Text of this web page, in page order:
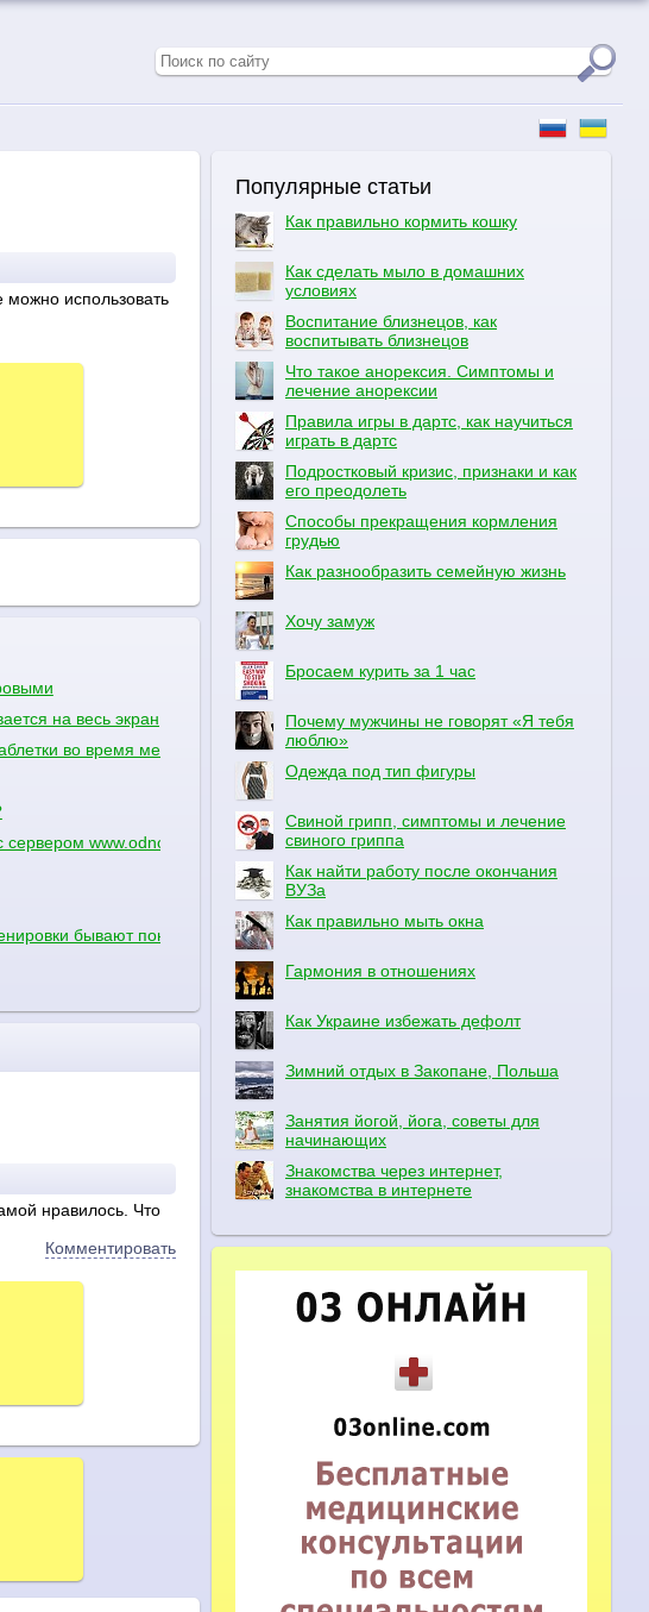
можно использовать
на весь экран, а становится белым
во время месячных
сервером www.odnoklassniki.ru
бывают понедельник,среда,пятница в 19:00 начинаються в 21:30
нравилось. Что
Комментировать
Популярные статьи
Как правильно кормить кошку
Как сделать мыло в домашних
условиях
Воспитание близнецов, как
воспитывать близнецов
Что такое анорексия. Симптомы и
лечение анорексии
Правила игры в дартс, как научиться
играть в дартс
Подростковый кризис, признаки и как
его преодолеть
Способы прекращения кормления
грудью
Как разнообразить семейную жизнь
Хочу замуж
Бросаем курить за 1 час
Почему мужчины не говорят «Я тебя
люблю»
Одежда под тип фигуры
Свиной грипп, симптомы и лечение
свиного гриппа
Как найти работу после окончания
ВУЗа
Как правильно мыть окна
Гармония в отношениях
Как Украине избежать дефолт
Зимний отдых в Закопане, Польша
Занятия йогой, йога, советы для
начинающих
Знакомства через интернет,
знакомства в интернете